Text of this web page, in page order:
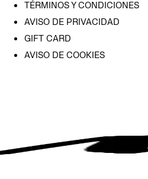
TÉRMINOS Y CONDICIONES
AVISO DE PRIVACIDAD
GIFT CARD
AVISO DE COOKIES